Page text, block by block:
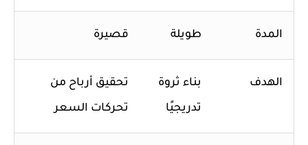
المدة طويلة قصيرة
الهدف بناء ثروة
تدريجيًا
تحقيق أرباح من
تحركات السعر